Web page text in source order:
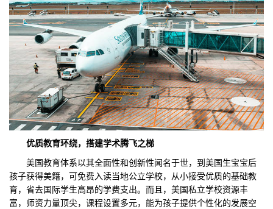
优质教育环绕，搭建学术腾飞之梯
美国教育体系以其全面性和创新性闻名于世，到美国生宝宝后
孩子获得美籍，可免费入读当地公立学校，从小接受优质的基础教
育，省去国际学生高昂的学费支出。而且，美国私立学校资源丰
富，师资力量顶尖，课程设置多元，能为孩子提供个性化的发展空